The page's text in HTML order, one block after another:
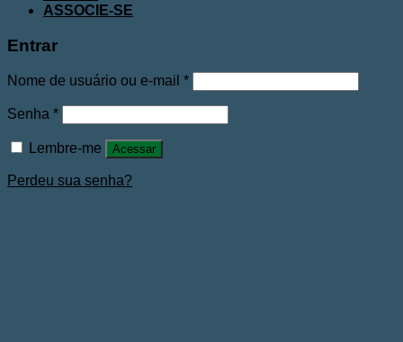
ASSOCIE-SE
Entrar
Nome de usuário ou e-mail *
Senha *
Lembre-me Acessar
Perdeu sua senha?